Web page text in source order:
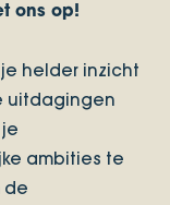
ons op!
helder inzicht
uitdagingen
ambities te
de